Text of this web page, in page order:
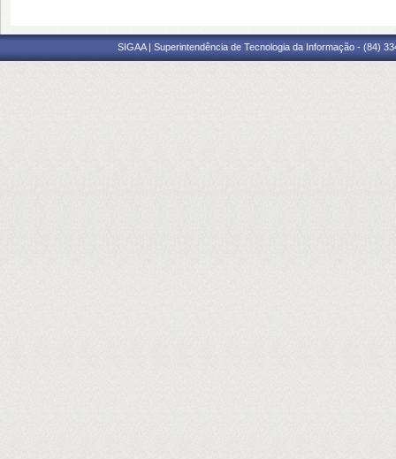
SIGAA | Superintendência de Tecnologia da Informação - (84)